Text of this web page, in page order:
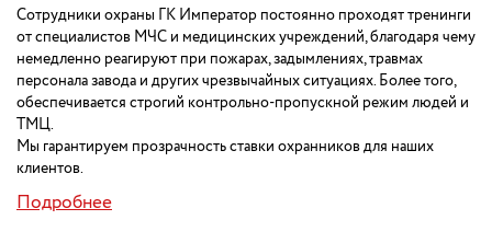
Сотрудники охраны ГК Император постоянно проходят тренинги
от специалистов МЧС и медицинских учреждений, благодаря чему
немедленно реагируют при пожарах, задымлениях, травмах
персонала завода и других чрезвычайных ситуациях. Более того,
обеспечивается строгий контрольно-пропускной режим людей и
ТМЦ.
Мы гарантируем прозрачность ставки охранников для наших
клиентов.
Подробнее